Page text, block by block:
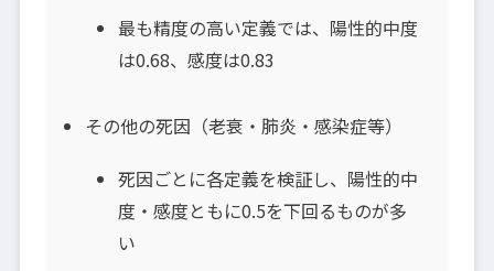
最も精度の高い定義では、陽性的中度
は0.68、感度は0.83
その他の死因（老衰・肺炎・感染症等）
死因ごとに各定義を検証し、陽性的中
度・感度ともに0.5を下回るものが多
い